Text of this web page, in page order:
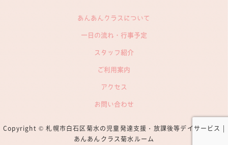
あんあんクラスについて
一日の流れ・行事予定
スタッフ紹介
ご利用案内
アクセス
お問い合わせ
Copyright ©札幌市白石区菊水の児童発達支援・放課後等デイサービス |
あんあんクラス菊水ルーム